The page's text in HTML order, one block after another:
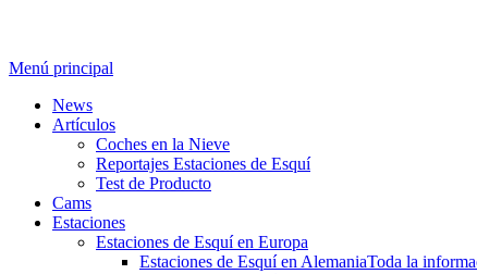
Menú principal
News
Artículos
Coches en la Nieve
Reportajes Estaciones de Esquí
Test de Producto
Cams
Estaciones
Estaciones de Esquí en Europa
Estaciones de Esquí en AlemaniaToda la